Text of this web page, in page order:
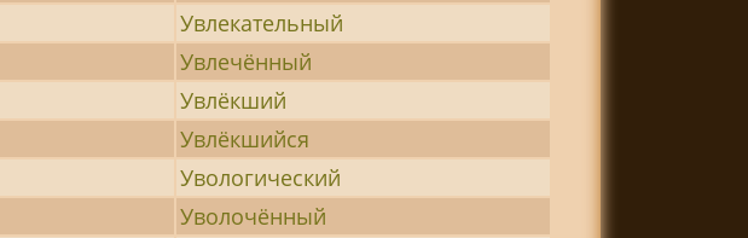
Увлекательный
Увлечённый
Увлёкший
Увлёкшийся
Увологический
Уволочённый